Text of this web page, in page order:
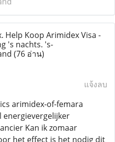
Help Koop Arimidex Visa -
's nachts. 's-
(76 อ่าน)
แจ้งลบ
arimidex-of-femara
energievergelijker
Kan ik zomaar
het effect is het nodig dit